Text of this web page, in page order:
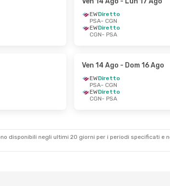
EWDiretto
PSA- CGN
EWDiretto
CGN- PSA
Ven 14 Ago - Dom 16 Ago
EWDiretto
PSA- CGN
EWDiretto
CGN- PSA
disponibili negli ultimi 20 giorni per i periodi specificati